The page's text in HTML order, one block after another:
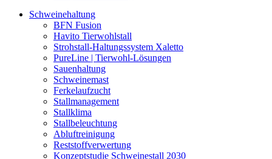
Schweinehaltung
BFN Fusion
Havito Tierwohlstall
Strohstall-Haltungssystem Xaletto
PureLine | Tierwohl-Lösungen
Sauenhaltung
Schweinemast
Ferkelaufzucht
Stallmanagement
Stallklima
Stallbeleuchtung
Abluftreinigung
Reststoffverwertung
Konzeptstudie Schweinestall 2030